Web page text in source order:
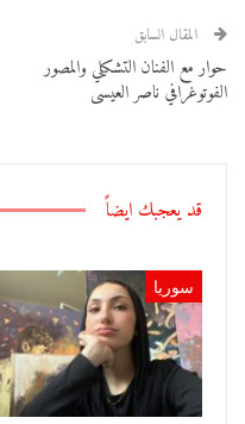
المقال السابق
حوار مع الفنان التشكيلي والمصور
الفوتوغرافي ناصر العيسى
قد يعجبك ايضاً
سوريا